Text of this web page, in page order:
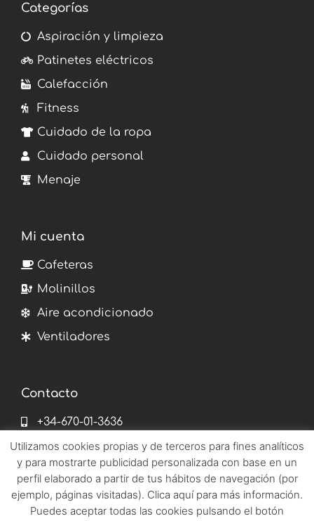
Categorías
Aspiración y limpieza
Patinetes eléctricos
Calefacción
Fitness
Cuidado de la ropa
Cuidado personal
Menaje
Mi cuenta
Cafeteras
Molinillos
Aire acondicionado
Ventiladores
Contacto
+34-670-01-3636
info@emetronix.es
pages del corro 182 41010 Sevilla
©2022 Emetronix
Utilizamos cookies propias y de terceros para fines analíticos
y para mostrarte publicidad personalizada con base en un
perfil elaborado a partir de tus hábitos de navegación (por
ejemplo, páginas visitadas). Clica aquí para más información.
Puedes aceptar todas las cookies pulsando el botón